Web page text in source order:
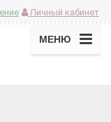
Личный кабинет
МЕНЮ